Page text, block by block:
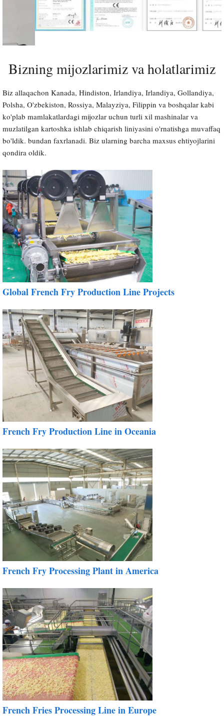
Bizning mijozlarimiz va holatlarimiz
Biz allaqachon Kanada, Hindiston, Irlandiya, Irlandiya, Gollandiya,
Polsha, O'zbekiston, Rossiya, Malayziya, Filippin va boshqalar kabi
ko'plab mamlakatlardagi mijozlar uchun turli xil mashinalar va
muzlatilgan kartoshka ishlab chiqarish liniyasini o'rnatishga muvaffaq
bo'ldik. bundan faxrlanadi. Biz ularning barcha maxsus ehtiyojlarini
qondira oldik.
Global French Fry Production Line Projects
French Fry Production Line in Oceania
French Fry Processing Plant in America
French Fries Processing Line in Europe